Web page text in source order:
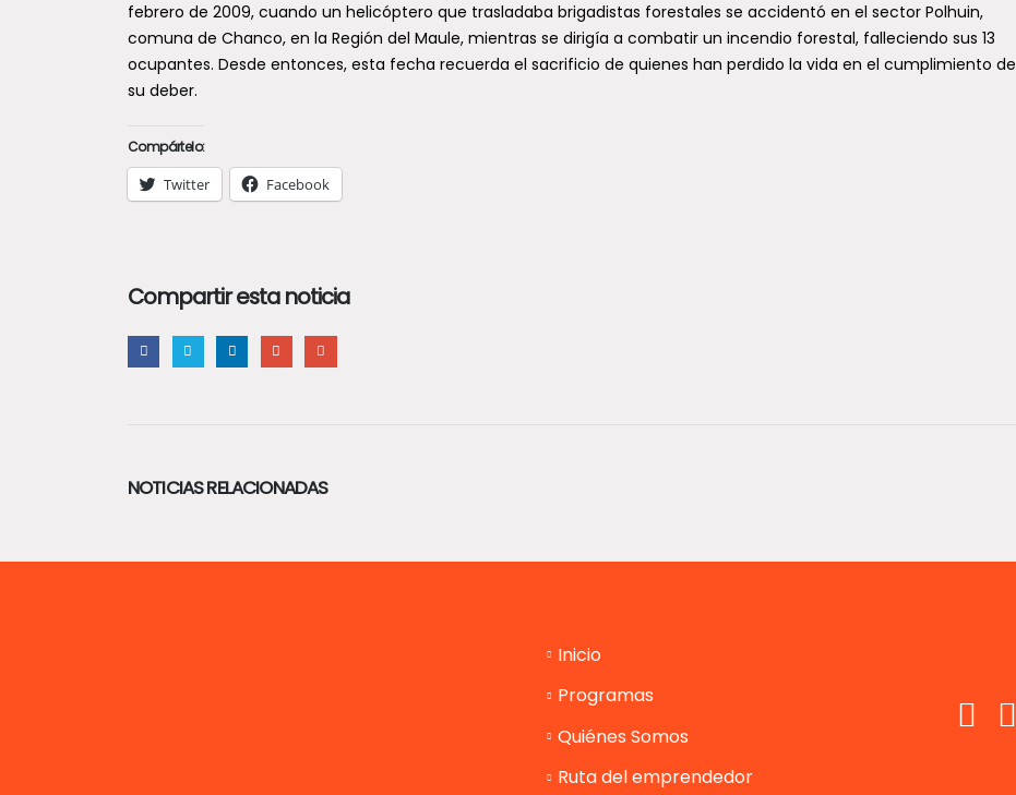
febrero de 2009, cuando un helicóptero que trasladaba brigadistas forestales se accidentó en el sector Polhuin,
comuna de Chanco, en la Región del Maule, mientras se dirigía a combatir un incendio forestal, falleciendo sus 13
ocupantes. Desde entonces, esta fecha recuerda el sacrificio de quienes han perdido la vida en el cumplimiento de
su deber.
Compártelo:
Twitter Facebook
Compartir esta noticia
NOTICIAS RELACIONADAS
Inicio
Programas
Quiénes Somos
Ruta del emprendedor